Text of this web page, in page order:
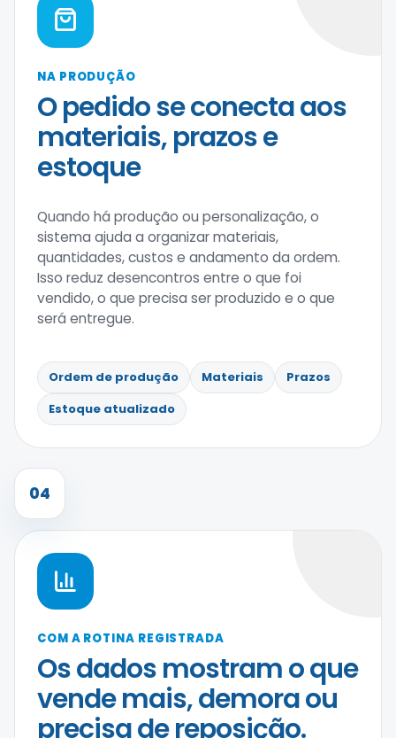
NA PRODUÇÃO
O pedido se conecta aos
materiais, prazos e
estoque
Quando há produção ou personalização, o
sistema ajuda a organizar materiais,
quantidades, custos e andamento da ordem.
Isso reduz desencontros entre o que foi
vendido, o que precisa ser produzido e o que
será entregue.
Ordem de produção Materiais
Prazos
Estoque atualizado
04
COM A ROTINA REGISTRADA
Os dados mostram o que
vende mais, demora ou
precisa de reposição.